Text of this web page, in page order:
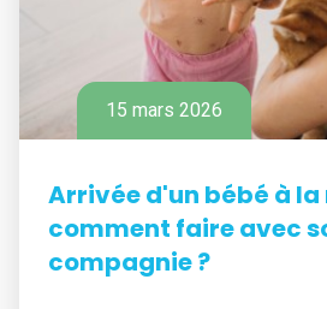
15 mars 2026
Arrivée d'un bébé à la
comment faire avec
compagnie ?